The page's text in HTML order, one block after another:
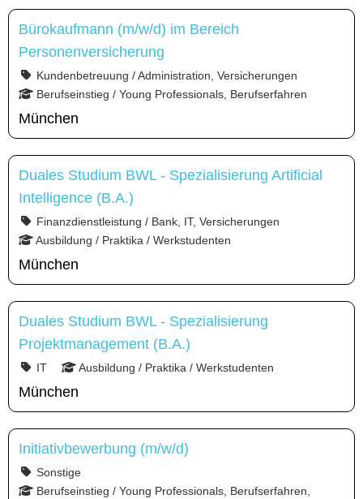
Bürokaufmann (m/w/d) im Bereich
Personenversicherung
Kundenbetreuung / Administration, Versicherungen
Berufseinstieg / Young Professionals, Berufserfahren
München
Duales Studium BWL - Spezialisierung Artificial
Intelligence (B.A.)
Finanzdienstleistung / Bank, IT, Versicherungen
Ausbildung / Praktika / Werkstudenten
München
Duales Studium BWL - Spezialisierung
Projektmanagement (B.A.)
IT Ausbildung / Praktika / Werkstudenten
München
Initiativbewerbung (m/w/d)
Sonstige
Berufseinstieg / Young Professionals, Berufserfahren,